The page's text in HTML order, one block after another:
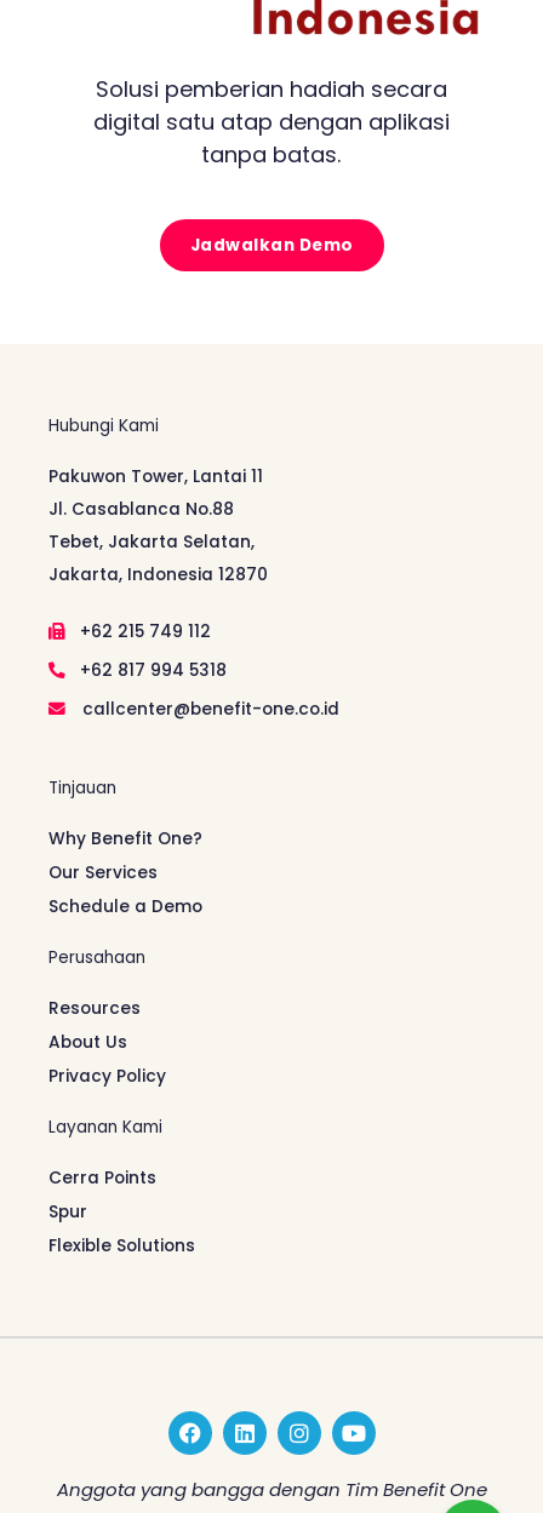
Solusi pemberian hadiah secara
digital satu atap dengan aplikasi
tanpa batas.
Jadwalkan Demo
Hubungi Kami
Pakuwon Tower, Lantai 11
Jl. Casablanca No.88
Tebet, Jakarta Selatan,
Jakarta, Indonesia 12870
+62 215 749 112
+62 817 994 5318
callcenter@benefit-one.co.id
Tinjauan
Why Benefit One?
Our Services
Schedule a Demo
Perusahaan
Resources
About Us
Privacy Policy
Layanan Kami
Cerra Points
Spur
Flexible Solutions
F
a
c
e
L
i
n
k
I
n
s
t
Y
o
u
t
Anggota yang bangga dengan Tim Benefit One